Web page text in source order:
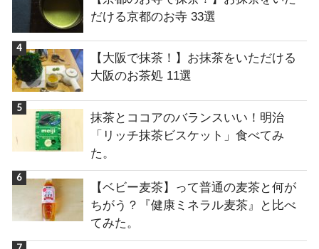
だける京都のお寺 33選
【大阪で抹茶！】お抹茶をいただける
大阪のお茶処 11選
抹茶とココアのバランスいい！明治
「リッチ抹茶ビスケット」食べてみ
た。
【ベビー麦茶】って普通の麦茶と何が
ちがう？『健康ミネラル麦茶』と比べ
てみた。